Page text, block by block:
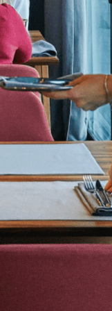
de Eventos
Bilhética para
os destaques
os destaques